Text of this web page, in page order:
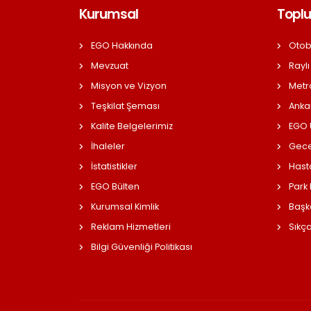
Kurumsal
EGO Hakkında
Mevzuat
Misyon ve Vizyon
Teşkilat Şeması
Kalite Belgelerimiz
İhaleler
İstatistikler
EGO Bülten
Kurumsal Kimlik
Reklam Hizmetleri
Bilgi Güvenliği Politikası
Park